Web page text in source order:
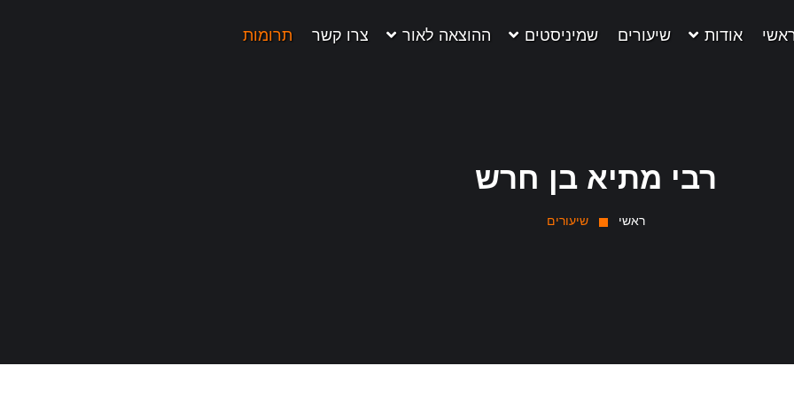
אודות שיעורים שמיניסטים ההוצאה לאור צרו קשר תרומות
רבי מתיא בן חרש
ראשי שיעורים